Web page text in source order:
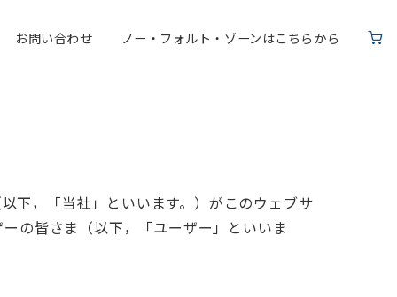
お問い合わせ ノー・フォルト・ゾーンはこちらから
下，「当社」といいます。）がこのウェブサ
の皆さま（以下，「ユーザー」といいま